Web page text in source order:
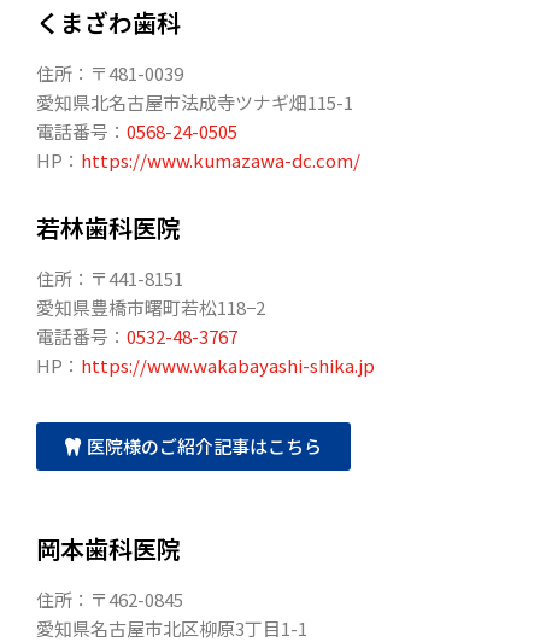
くまざわ歯科
住所：〒481-0039
愛知県北名古屋市法成寺ツナギ畑115-1
電話番号： 0568-24-0505
HP： https://www.kumazawa-dc.com/
若林歯科医院
住所：〒441-8151
愛知県豊橋市曙町若松118−2
電話番号： 0532-48-3767
HP： https://www.wakabayashi-shika.jp
医院様のご紹介記事はこちら
岡本歯科医院
住所：〒462-0845
愛知県名古屋市北区柳原3丁目1-1